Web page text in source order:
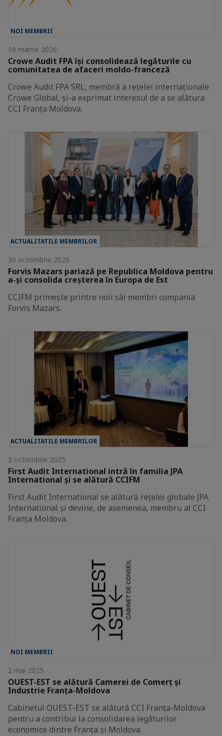
NOI MEMBRII
10 martie 2026
Crowe Audit FPA își consolidează legăturile cu
comunitatea de afaceri moldo-franceză
Crowe Audit FPA SRL, membră a rețelei internaționale
Crowe Global, și-a exprimat interesul de a se alătura
CCI Franța Moldova.
ACTUALITATILE MEMBRILOR
30 octombrie 2025
Forvis Mazars pariază pe Republica Moldova pentru
a-și consolida creșterea în Europa de Est
CCIFM primește printre noii săi membri compania
Forvis Mazars.
ACTUALITATILE MEMBRILOR
3 octombrie 2025
First Audit International intră în familia JPA
International și se alătură CCIFM
First Audit International se alătură rețelei globale JPA
International și devine, de asemenea, membru al CCI
Franța Moldova.
NOI MEMBRII
2 mai 2025
OUEST-EST se alătură Camerei de Comerț și
Industrie Franța-Moldova
Cabinetul OUEST-EST se alătură CCI Franța-Moldova
pentru a contribui la consolidarea legăturilor
economice dintre Franța și Moldova.